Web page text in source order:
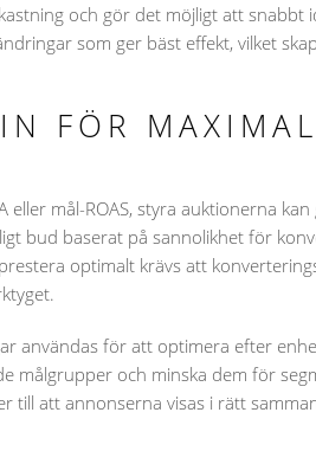
och gör det möjligt att snabbt
som ger bäst effekt, vilket
FÖR MAXIMAL
mål-ROAS, styra auktionerna
bud baserat på sannolikhet för
optimalt krävs att
användas för att optimera efter
målgrupper och minska dem för
till att annonserna visas i rätt